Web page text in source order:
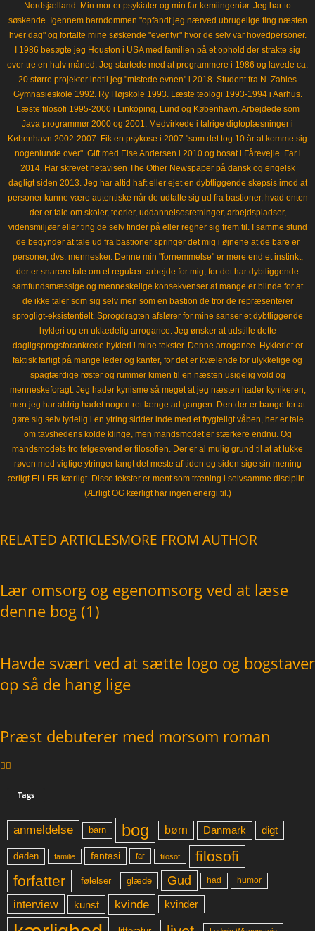
Nordsjælland. Min mor er psykiater og min far kemiingeniør. Jeg har to
søskende. Igennem barndommen "opfandt jeg nærved ubrugelige ting næsten
hver dag" og fortalte mine søskende "eventyr" hvor de selv var hovedpersoner.
I 1986 besøgte jeg Houston i USA med familien på et ophold der strakte sig
over tre en halv måned. Jeg startede med at programmere i 1986 og lavede ca.
20 større projekter indtil jeg "mistede evnen" i 2018. Student fra N. Zahles
Gymnasieskole 1992. Ry Højskole 1993. Læste teologi 1993-1994 i Aarhus.
Læste filosofi 1995-2000 i Linköping, Lund og København. Arbejdede som
Java programmør 2000 og 2001. Medvirkede i talrige digtoplæsninger i
København 2002-2007. Fik en psykose i 2007 "som det tog 10 år at komme sig
nogenlunde over". Gift med Else Andersen i 2010 og bosat i Fårevejle. Far i
2014. Har skrevet netavisen The Other Newspaper på dansk og engelsk
dagligt siden 2013. Jeg har altid haft eller ejet en dybtliggende skepsis imod at
personer kunne være autentiske når de udtalte sig ud fra bastioner, hvad enten
der er tale om skoler, teorier, uddannelsesretninger, arbejdspladser,
vidensmiljøer eller ting de selv finder på eller regner sig frem til. I samme stund
de begynder at tale ud fra bastioner springer det mig i øjnene at de bare er
personer, dvs. mennesker. Denne min "fornemmelse" er mere end et instinkt,
der er snarere tale om et regulært arbejde for mig, for det har dybtliggende
samfundsmæssige og menneskelige konsekvenser at mange er blinde for at
de ikke taler som sig selv men som en bastion de tror de repræsenterer
sprogligt-eksistentielt. Sprogdragten afslører for mine sanser et dybtliggende
hykleri og en uklædelig arrogance. Jeg ønsker at udstille dette
dagligsprogsforankrede hykleri i mine tekster. Denne arrogance. Hykleriet er
faktisk farligt på mange leder og kanter, for det er kvælende for ulykkelige og
spagfærdige røster og rummer kimen til en næsten usigelig vold og
menneskeforagt. Jeg hader kynisme så meget at jeg næsten hader kynikeren,
men jeg har aldrig hadet nogen ret længe ad gangen. Den der er bange for at
gøre sig selv tydelig i en ytring sidder inde med et frygteligt våben, her er tale
om tavshedens kolde klinge, men mandsmodet er stærkere endnu. Og
mandsmodets tro følgesvend er filosofien. Der er al mulig grund til at at lukke
røven med vigtige ytringer langt det meste af tiden og siden sige sin mening
ærligt ELLER kærligt. Disse tekster er ment som træning i selvsamme disciplin.
(Ærligt OG kærligt har ingen energi til.)
RELATED ARTICLESMORE FROM AUTHOR
Lær omsorg og egenomsorg ved at læse
denne bog (1)
Havde svært ved at sætte logo og bogstaver
op så de hang lige
Præst debuterer med morsom roman
Tags
anmeldelse barn bog børn Danmark digt
døden familie fantasi far filosof
filosofi
forfatter
følelser glæde Gud had humor
interview kunst kvinde kvinder